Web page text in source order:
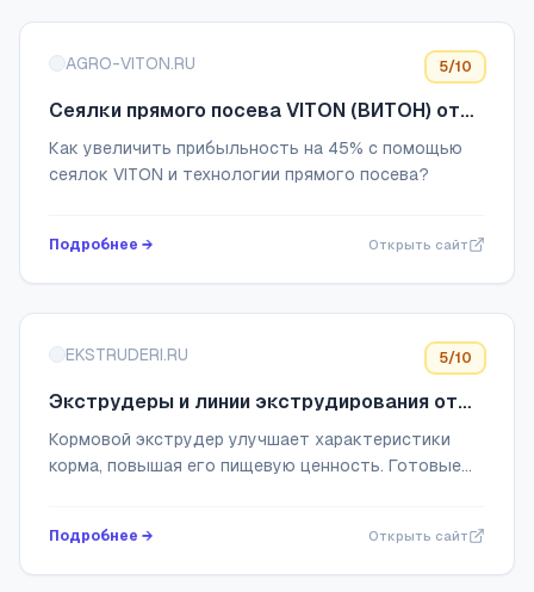
AGRO-VITON.RU 5/10
Сеялки прямого посева VITON (ВИТОН) от
производителя "Аграрум-техника"
Как увеличить прибыльность на 45% с помощью
сеялок VITON и технологии прямого посева?
Подробнее → Открыть сайт
EKSTRUDERI.RU 5/10
Экструдеры и линии экструдирования от
завода-изготовителя - АГРО ИНЖИНИРИНГ!
Кормовой экструдер улучшает характеристики
корма, повышая его пищевую ценность. Готовые
Подробнее → Открыть сайт